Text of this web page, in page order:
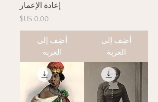
أضِف إلى
العربة
إعادة الإعمار
السعر
أضِف إلى
العربة